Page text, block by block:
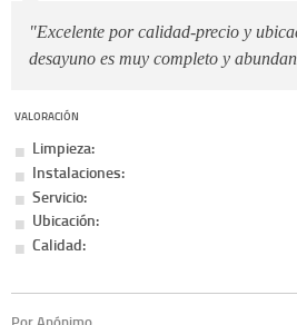
"Excelente por calidad-precio y
desayuno es muy completo y
VALORACIÓN
Limpieza:
Instalaciones:
Servicio:
Ubicación:
Calidad: